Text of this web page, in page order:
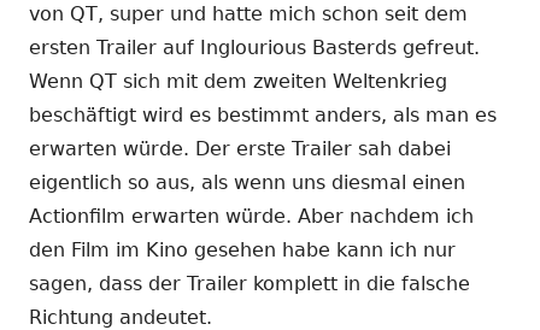
von QT, super und hatte mich schon seit dem
ersten Trailer auf Inglourious Basterds gefreut.
Wenn QT sich mit dem zweiten Weltenkrieg
beschäftigt wird es bestimmt anders, als man es
erwarten würde. Der erste Trailer sah dabei
eigentlich so aus, als wenn uns diesmal einen
Actionfilm erwarten würde. Aber nachdem ich
den Film im Kino gesehen habe kann ich nur
sagen, dass der Trailer komplett in die falsche
Richtung andeutet.